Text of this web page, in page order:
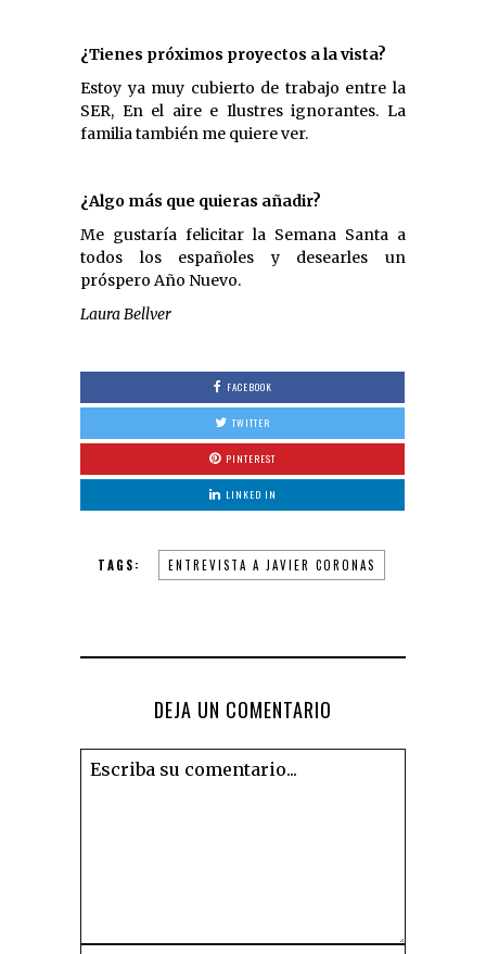
¿Tienes próximos proyectos a la vista?
Estoy ya muy cubierto de trabajo entre la
SER, En el aire e Ilustres ignorantes. La
familia también me quiere ver.
¿Algo más que quieras añadir?
Me gustaría felicitar la Semana Santa a
todos los españoles y desearles un
próspero Año Nuevo.
Laura Bellver
FACEBOOK
TWITTER
PINTEREST
LINKED IN
TAGS: ENTREVISTA A JAVIER CORONAS
DEJA UN COMENTARIO